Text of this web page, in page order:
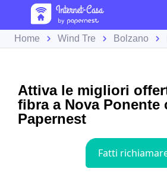
Home Wind Tre Bolzano